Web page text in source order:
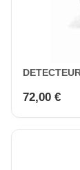
72,00 €